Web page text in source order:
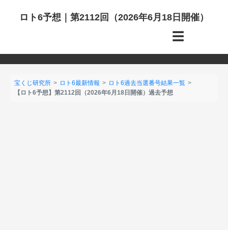
ロト6予想｜第2112回（2026年6月18日開催）
☰
宝くじ研究所 ロト6最新情報
ロト6過去当選番号結果一覧
【ロト6予想】第2112回（2026年6月18日開催）過去予想